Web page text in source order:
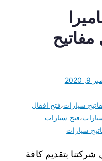
عمل مفاتيح
سيارات،فتح اقفال
،فتح سيارات
سيارات
شركتنا بتقديم كافة